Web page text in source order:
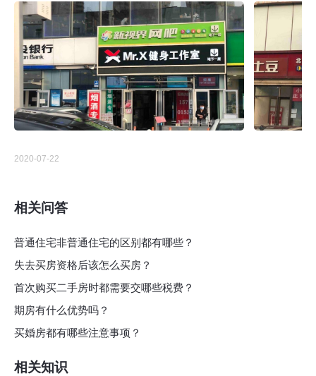
2020-07-22
相关问答
普通住宅非普通住宅的区别都有哪些？
失去买房资格后该怎么买房？
首次购买二手房时都需要交哪些税费？
期房有什么优势吗？
买婚房都有哪些注意事项？
相关知识